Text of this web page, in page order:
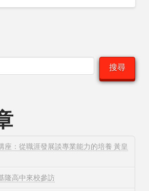
搜尋
座：從職涯發展談專業能力的培養 黃皇
隆高中來校參訪